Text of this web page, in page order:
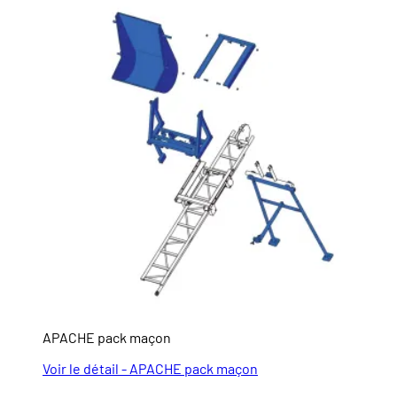
APACHE pack maçon
Voir le détail - APACHE pack maçon